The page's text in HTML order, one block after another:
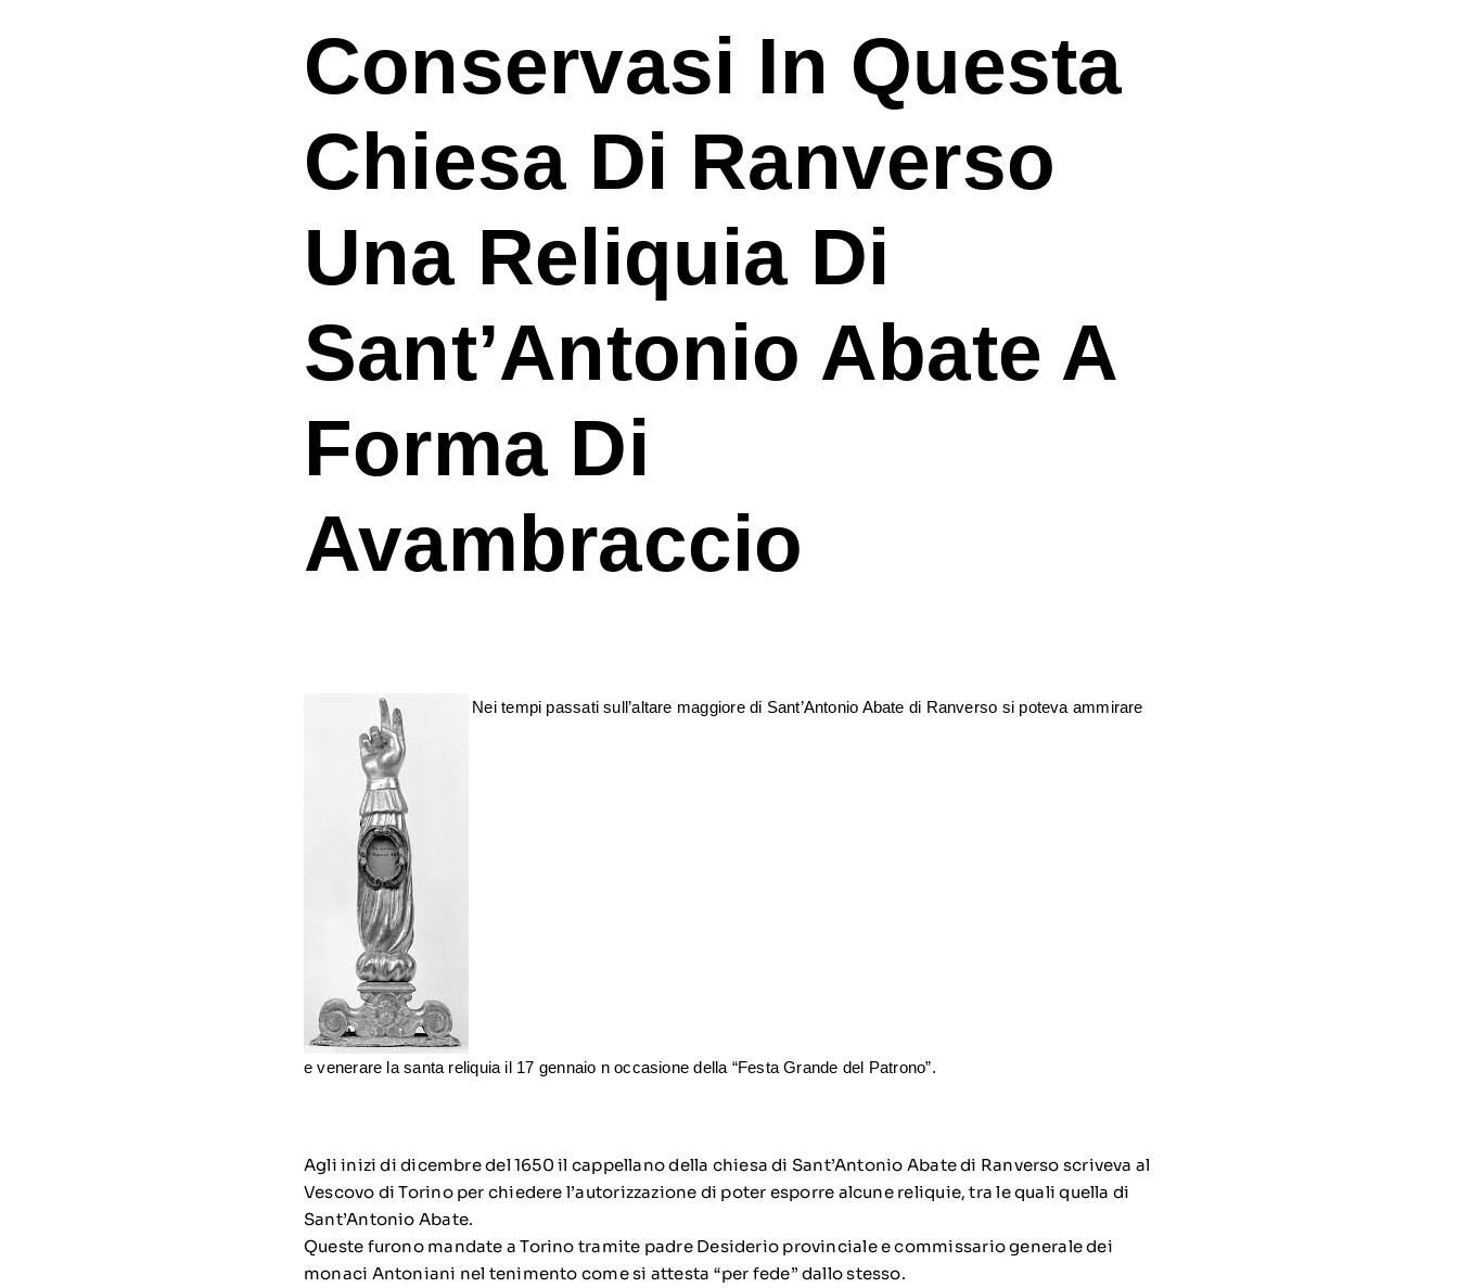
Conservasi In Questa
Chiesa Di Ranverso
Una Reliquia Di
Sant’Antonio Abate A
Forma Di
Avambraccio
Nei tempi passati sull’altare maggiore di Sant’Antonio Abate di Ranverso si poteva ammirare
e venerare la santa reliquia il 17 gennaio n occasione della “Festa Grande del Patrono”.
Agli inizi di dicembre del 1650 il cappellano della chiesa di Sant’Antonio Abate di Ranverso scriveva al
Vescovo di Torino per chiedere l’autorizzazione di poter esporre alcune reliquie, tra le quali quella di
Sant’Antonio Abate.
Queste furono mandate a Torino tramite padre Desiderio provinciale e commissario generale dei
monaci Antoniani nel tenimento come si attesta “per fede” dallo stesso.